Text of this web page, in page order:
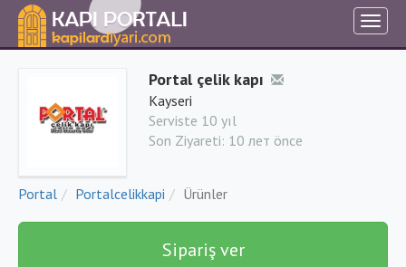
Portal çelik kapı
Kayseri
Serviste 10 yıl
Son Ziyareti: 10 лет önce
Portal Portalcelikkapi Ürünler
Sipariş ver